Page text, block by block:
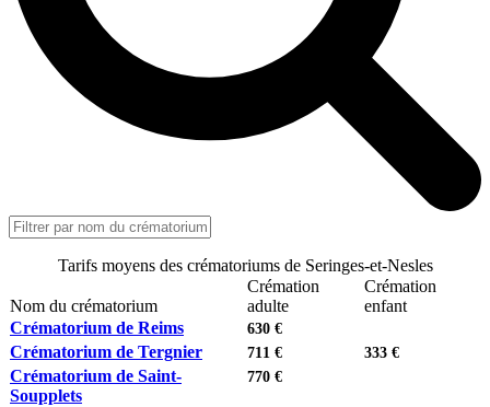
Tarifs moyens des crématoriums de Seringes-et-Nesles
Nom du crématorium
Crémation
adulte
Crémation
enfant
Crématorium de Reims
630 €
Crématorium de Tergnier 711 € 333 €
Crématorium de Saint-
Soupplets
770 €